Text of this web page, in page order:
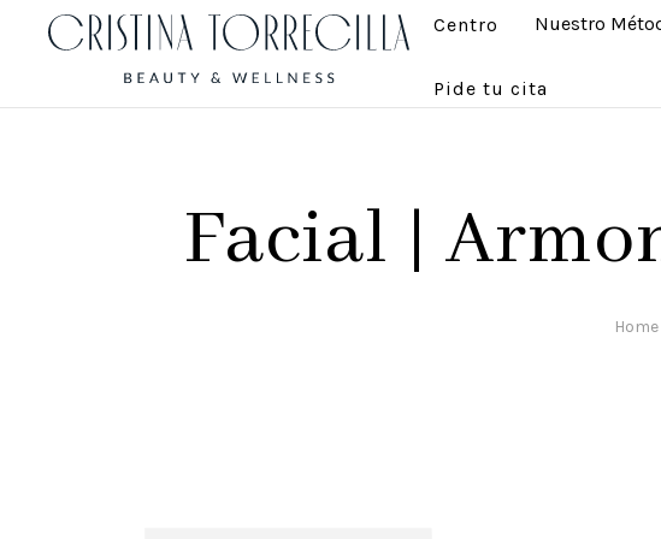
Centro Nuestro
Pide tu cita
Facial |
Home